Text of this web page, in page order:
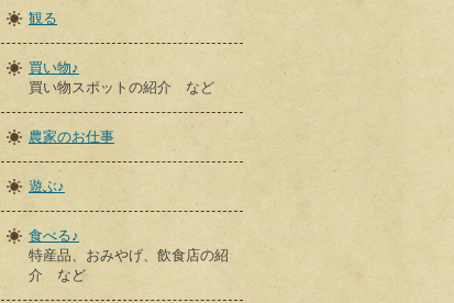
観る
買い物♪
買い物スポットの紹介 など
農家のお仕事
遊ぶ♪
食べる♪
特産品、おみやげ、飲食店の紹
介 など